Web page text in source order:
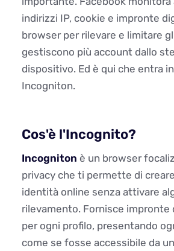
indirizzi IP, cookie e impronte
browser per rilevare e limitare
gestiscono più account dallo
dispositivo. Ed è qui che entra
Incogniton.
Cos'è l'Incognito?
Incogniton è un browser
privacy che ti permette di
identità online senza attivare
rilevamento. Fornisce impronte
per ogni profilo, presentando
come se fosse accessibile da